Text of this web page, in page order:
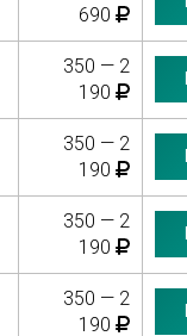
690
350 — 2
190
350 — 2
190
350 — 2
190
350 — 2
190